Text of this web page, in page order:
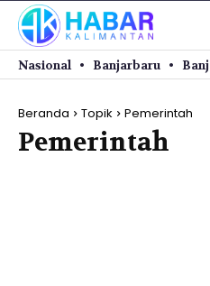
Nasional Banjarbaru
Beranda Topik Pemerintah
Pemerintah